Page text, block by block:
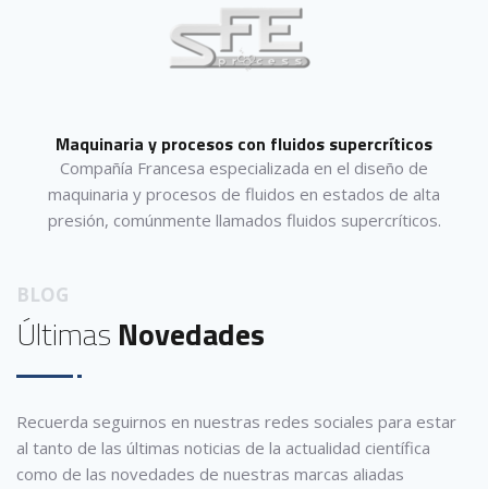
Maquinaria y procesos con fluidos supercríticos
Compañía Francesa especializada en el diseño de
maquinaria y procesos de fluidos en estados de alta
presión, comúnmente llamados fluidos supercríticos.
BLOG
Últimas Novedades
Recuerda seguirnos en nuestras redes sociales para estar
al tanto de las últimas noticias de la actualidad científica
como de las novedades de nuestras marcas aliadas